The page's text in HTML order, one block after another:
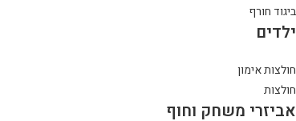
ביגוד חורף
ילדים
חולצות אימון
חולצות
אביזרי משחק וחוף